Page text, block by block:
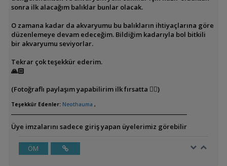
sonra ilk alacağım balıklar bunlar olacak.
O zamana kadar da akvaryumu bu balıkların ihtiyaçlarına göre
düzenlemeye devam edeceğim. Bildiğim kadarıyla bol bitkili
bir akvaryumu seviyorlar.
Tekrar çok teşekkür ederim.
🙏🏻
(Fotoğraflı paylaşım yapabilirim ilk fırsatta 👍🏻)
Teşekkür Edenler: Neothauma ,
Üye imzalarını sadece giriş yapan üyelerimiz görebilir
ÖM